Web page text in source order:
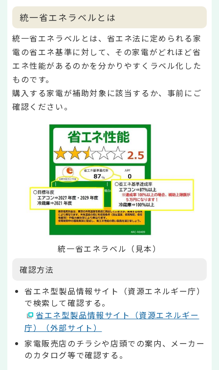
統一省エネラベルとは
統一省エネラベルとは、省エネ法に定められる家
電の省エネ基準に対して、その家電がどれほど省
エネ性能があるのかを分かりやすくラベル化した
ものです。
購入する家電が補助対象に該当するか、事前にご
確認ください。
統一省エネラベル（見本）
確認方法
省エネ型製品情報サイト（資源エネルギー庁）
で検索して確認する。
省エネ型製品情報サイト（資源エネルギー
庁）（外部サイト）
家電販売店のチラシや店頭での案内、メーカー
のカタログ等で確認する。